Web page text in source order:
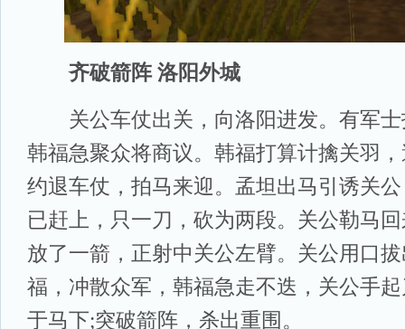
齐破箭阵 洛阳外城
关公车仗出关，向洛阳进发。有军士
韩福急聚众将商议。韩福打算计擒关羽
约退车仗，拍马来迎。孟坦出马引诱关
已赶上，只一刀，砍为两段。关公勒马
放了一箭，正射中关公左臂。关公用口
福，冲散众军，韩福急走不迭，关公手
于马下;突破箭阵，杀出重围。